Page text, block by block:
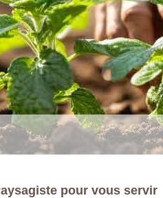
pour vous servir